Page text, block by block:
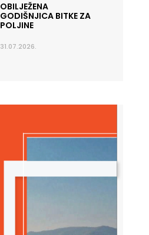
OBILJEŽENA
GODIŠNJICA BITKE ZA
POLJINE
31.07.2026.